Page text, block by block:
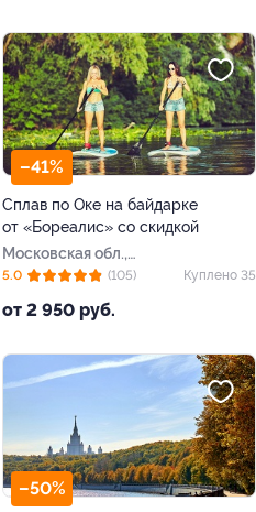
–41%
Сплав по Оке на байдарке
от «Бореалис» со скидкой
Московская обл.,
Ступинский р-н, база
(питомник хаски
от 2 950 руб.
5.0 (105) Куплено 35
–50%